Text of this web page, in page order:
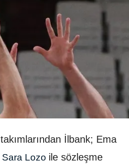
takımlarından İlbank; Ema
Sara Lozo ile sözleşme